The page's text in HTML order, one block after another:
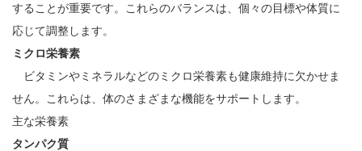
することが重要です。これらのバランスは、個々の目標や体質に
応じて調整します。
ミクロ栄養素
ビタミンやミネラルなどのミクロ栄養素も健康維持に欠かせま
せん。これらは、体のさまざまな機能をサポートします。
主な栄養素
タンパク質